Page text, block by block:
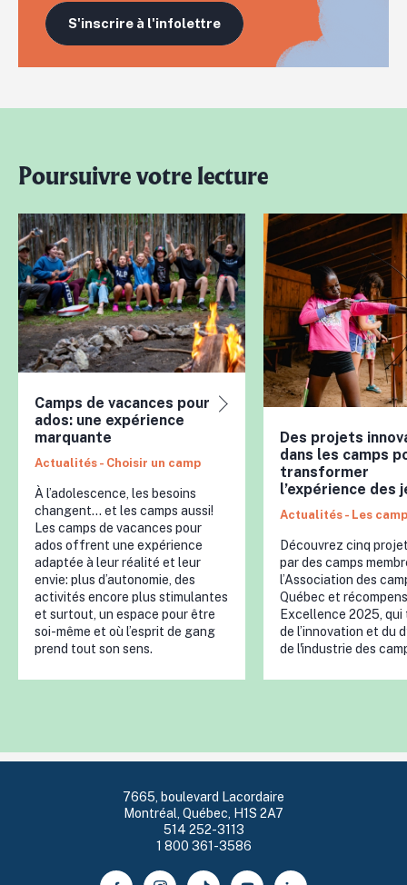
S'inscrire à l'infolettre
Poursuivre votre lecture
Camps de vacances pour
ados: une expérience
marquante
Actualités - Choisir un camp
À l’adolescence, les besoins
changent… et les camps aussi!
Les camps de vacances pour
ados offrent une expérience
adaptée à leur réalité et leur
envie: plus d’autonomie, des
activités encore plus stimulantes
et surtout, un espace pour être
soi-même et où l’esprit de gang
prend tout son sens.
Des projets
dans les camps
transformer
l’expérience des
Actualités - Les
Découvrez cinq
par des camps
l’Association des
Québec et
Excellence 2025,
de l’innovation et du
de l'industrie des
7665, boulevard Lacordaire
Montréal, Québec, H1S 2A7
514 252-3113
1 800 361-3586